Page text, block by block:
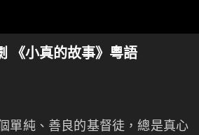
《小真的故事》粵語
單純、善良的基督徒，總是真心